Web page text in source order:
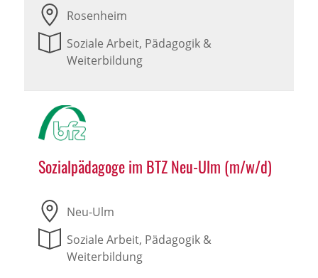
Rosenheim
Soziale Arbeit, Pädagogik &
Weiterbildung
Sozialpädagoge im BTZ Neu-Ulm (m/w/d)
Neu-Ulm
Soziale Arbeit, Pädagogik &
Weiterbildung